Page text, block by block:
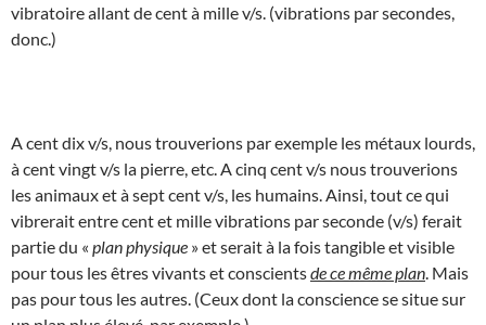
vibratoire allant de cent à mille v/s. (vibrations par secondes,
donc.)
A cent dix v/s, nous trouverions par exemple les métaux lourds,
à cent vingt v/s la pierre, etc. A cinq cent v/s nous trouverions
les animaux et à sept cent v/s, les humains. Ainsi, tout ce qui
vibrerait entre cent et mille vibrations par seconde (v/s) ferait
partie du « plan physique » et serait à la fois tangible et visible
pour tous les êtres vivants et conscientsde ce même plan . Mais
pas pour tous les autres. (Ceux dont la conscience se situe sur